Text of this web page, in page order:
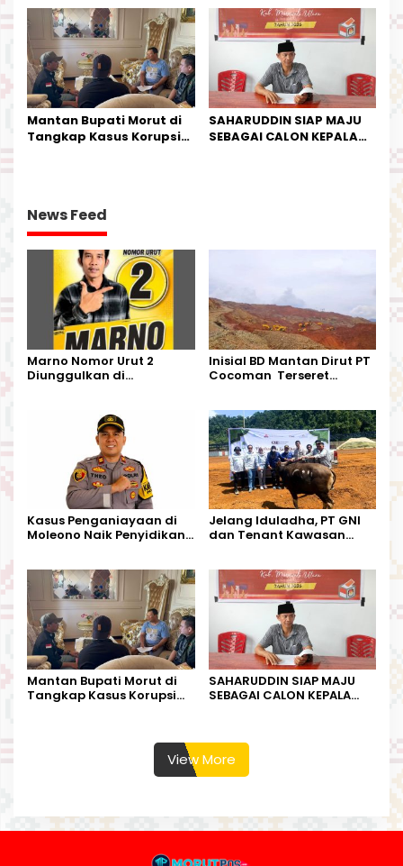
Kesempatan Terakhir
Kurban
Mantan Bupati Morut di
Tangkap Kasus Korupsi
SAHARUDDIN SIAP MAJU
SEBAGAI CALON KEPALA
News Feed
Marno Nomor Urut 2
Diunggulkan di
Harapan Warga
Inisial BD Mantan Dirut PT
Cocoman Terseret
Kalimantan Barat
Kasus Penganiayaan di
Moleono Naik Penyidikan,
Jelang Iduladha, PT GNI
dan Tenant Kawasan
Mantan Bupati Morut di
Tangkap Kasus Korupsi
SAHARUDDIN SIAP MAJU
SEBAGAI CALON KEPALA
View More